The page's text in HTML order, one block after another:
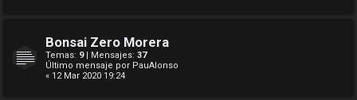
Bonsai Zero Morera
Temas: 9| Mensajes: 37
Último mensaje por PauAlonso
« 12 Mar 2020 19:24